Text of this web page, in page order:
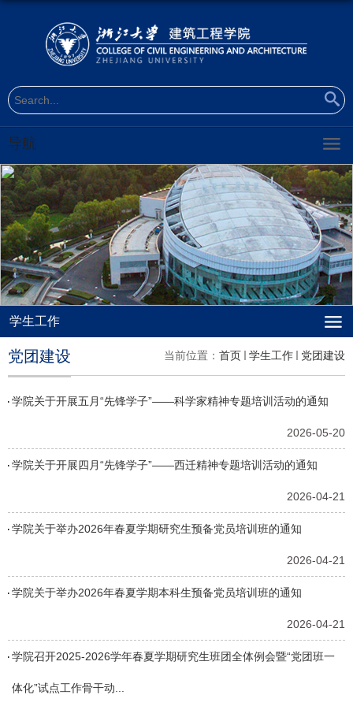
导航
学生工作
当前位置： 首页 学生工作 党团建设
党团建设
学院关于开展五月“先锋学子”——科学家精神专题培训活动的通知
2026-05-20
学院关于开展四月“先锋学子”——西迁精神专题培训活动的通知
2026-04-21
学院关于举办2026年春夏学期研究生预备党员培训班的通知
2026-04-21
学院关于举办2026年春夏学期本科生预备党员培训班的通知
2026-04-21
学院召开2025-2026学年春夏学期研究生班团全体例会暨“党团班一
体化”试点工作骨干动...